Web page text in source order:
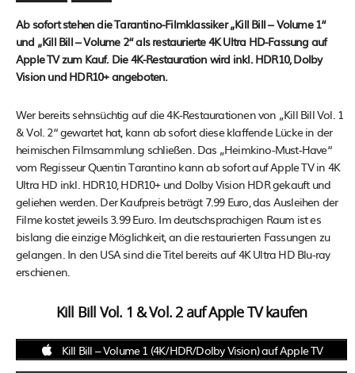
Ab sofort stehen die Tarantino-Filmklassiker „Kill Bill – Volume 1“
und „Kill Bill – Volume 2“ als restaurierte 4K Ultra HD-Fassung auf
Apple TV zum Kauf. Die 4K-Restauration wird inkl. HDR10, Dolby
Vision und HDR10+ angeboten.
Wer bereits sehnsüchtig auf die 4K-Restaurationen von „Kill Bill Vol. 1
& Vol. 2“ gewartet hat, kann ab sofort diese klaffende Lücke in der
heimischen Filmsammlung schließen. Das „Heimkino-Must-Have“
vom Regisseur Quentin Tarantino kann ab sofort auf Apple TV in 4K
Ultra HD inkl. HDR10, HDR10+ und Dolby Vision HDR gekauft und
geliehen werden. Der Kaufpreis beträgt 7.99 Euro, das Ausleihen der
Filme kostet jeweils 3.99 Euro. Im deutschsprachigen Raum ist es
bislang die einzige Möglichkeit, an die restaurierten Fassungen zu
gelangen. In den USA sind die Titel bereits auf 4K Ultra HD Blu-ray
erschienen.
Kill Bill Vol. 1 & Vol. 2 auf Apple TV kaufen
Kill Bill – Volume 1 (4K/HDR/Dolby Vision) auf Apple TV